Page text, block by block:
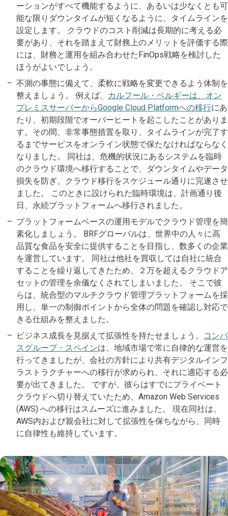
ーションがすべて機能するように、あるいは少なくとも可
能な限りダウンタイムが短くなるように、タイムラインを
設定します。 クラウドのコスト削減は長期的に考える必
要があり、それを踏まえて財務上のメリットを評価する際
には、財務と運用を組み合わせたFinOps戦略を検討した
ほうがよいでしょう。
不測の事態に備えて、柔軟に戦略を変更できるよう体制を
整えましょう。 例えば、
カルフール・ベルギーは、オン
プレミスサーバーからGoogle Cloud Platformへの移行にあ
たり、初期段階でオーバーヒートを起こしたことがありま
す。その間、非常事態措置を取り、タイムラインが完了す
るまでサービスをオンライン状態で保たなければならなく
なりました。 同社は、危機的状況にあるシステムを臨時
のクラウド環境へ移行することで、ダウンタイムやデータ
損失を防ぎ、クラウド移行をスケジュール通りに完遂させ
ました。 このときに設けられた臨時環境は、計画通り後
日、永続プラットフォームへ移行されました。
プラットフォームベースの運用モデルでクラウド管理を簡
素化しましょう。 BRFグローバルは、世界中の人々に高
品質な食品を安全に提供することを目指し、数多くの企業
を運営しています。 同社は他社を買収しては自社に統合
することを繰り返してきたため、２万を超えるクラウドア
セットの管理を余儀なくされてしまいました。 そこで彼
らは、統合型のマルチクラウド管理プラットフォームを採
用し、単一の制御ポイントから全体の問題を確認し対応で
きる仕組みを整えました。
ビジネス成長を見据えて拡張性を持たせましょう。
コンパ
スグループ・スペインは、地域市場で常に自律的な運営を
行ってきましたが、会社の方針により共有デジタルインフ
ラストラクチャーへの移行が求められ、それに適応する必
要が出てきました。 ですが、彼らはすでにプライベート
クラウドへ切り替えていたため、Amazon Web Services
(AWS) への移行はスムーズに進みました。 現在同社は、
AWS内および親会社に対して拡張性を保ちながら、同時
に自律性も維持しています。